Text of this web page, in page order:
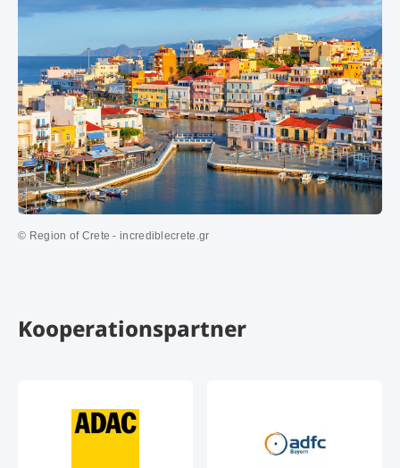
© Region of Crete - incrediblecrete.gr
Kooperationspartner